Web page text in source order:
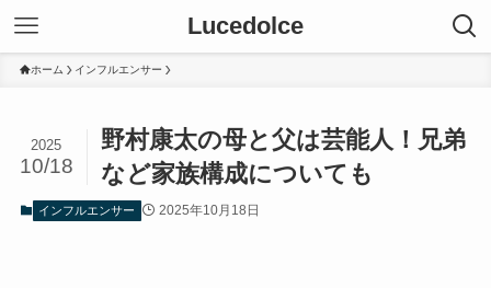
Lucedolce
ホーム インフルエンサー
野村康太の母と父は芸能人！兄弟
など家族構成についても
2025
10/18
インフルエンサー 2025年10月18日